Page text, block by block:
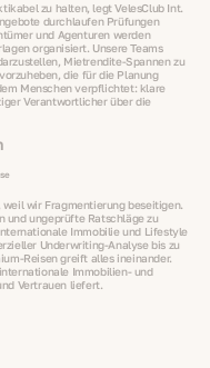
zu halten, legt VelesClub Int.
durchlaufen Prüfungen
und Agenturen werden
organisiert. Unsere Teams
Mietrendite‑Spannen zu
die für die Planung
Menschen verpflichtet: klare
Verantwortlicher über die
wir Fragmentierung beseitigen.
und ungeprüfte Ratschläge zu
Immobilie und Lifestyle
Underwriting‑Analyse bis zu
greift alles ineinander.
Immobilien‑ und
Vertrauen liefert.